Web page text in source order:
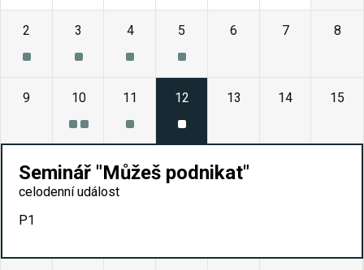
2 3 4 5 6 7 8
9 10 11 12 13 14 15
Seminář "Můžeš podnikat"
celodenní událost
P1